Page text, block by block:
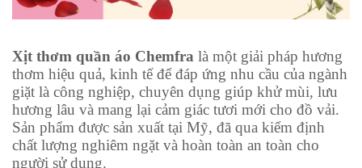
Xịt thơm quần áo Chemfra là một giải pháp hương
thơm hiệu quả, kinh tế để đáp ứng nhu cầu của ngành
giặt là công nghiệp, chuyên dụng giúp khử mùi, lưu
hương lâu và mang lại cảm giác tươi mới cho đồ vải.
Sản phẩm được sản xuất tại Mỹ, đã qua kiểm định
chất lượng nghiêm ngặt và hoàn toàn an toàn cho
người sử dụng.